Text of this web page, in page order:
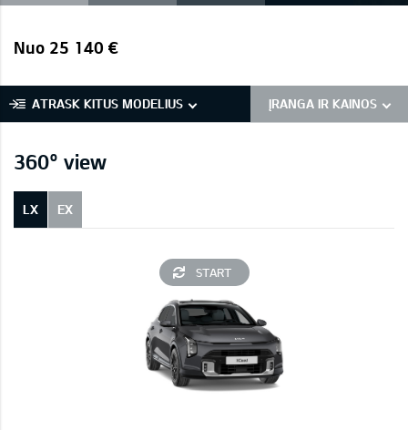
Nuo 25 140 €
ATRASK KITUS MODELIUS ĮRANGA IR KAINOS
360° view
LX EX
START